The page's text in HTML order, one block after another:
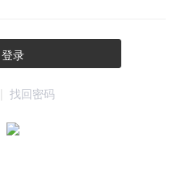
登录
| 找回密码